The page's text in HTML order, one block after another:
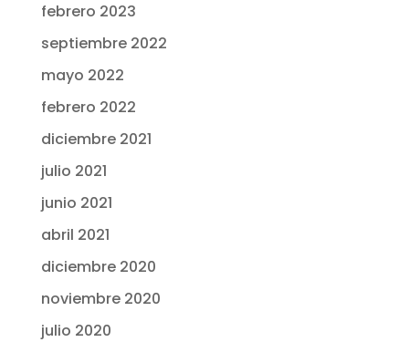
febrero 2023
septiembre 2022
mayo 2022
febrero 2022
diciembre 2021
julio 2021
junio 2021
abril 2021
diciembre 2020
noviembre 2020
julio 2020